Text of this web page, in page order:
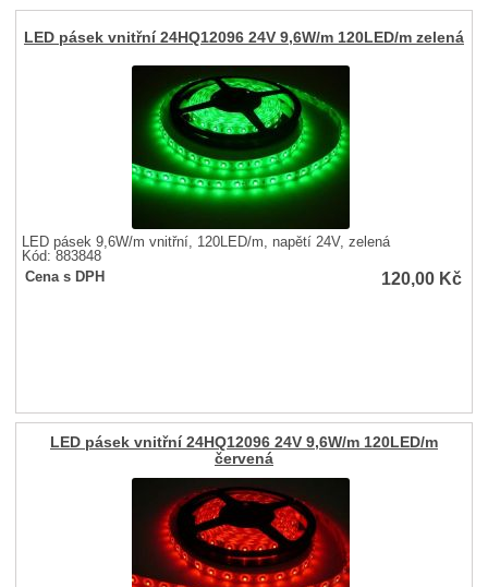
LED pásek vnitřní 24HQ12096 24V 9,6W/m 120LED/m zelená
LED pásek 9,6W/m vnitřní, 120LED/m, napětí 24V, zelená
Kód: 883848
Cena s DPH
120,00 Kč
LED pásek vnitřní 24HQ12096 24V 9,6W/m 120LED/m
červená